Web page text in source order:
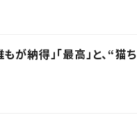
納得」「最高」と、“猫ち